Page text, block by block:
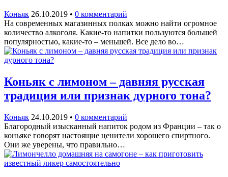
Коньяк 26.10.2019 • 0 комментарий
На современных магазинных полках можно найти огромное
количество алкоголя. Какие-то напитки пользуются большей
популярностью, какие-то – меньшей. Все дело во…
Коньяк с лимоном – давняя русская
традиция или признак дурного тона?
Коньяк 24.10.2019 • 0 комментарий
Благородный изысканный напиток родом из Франции – так о
коньяке говорят настоящие ценители хорошего спиртного.
Они же уверены, что правильно…